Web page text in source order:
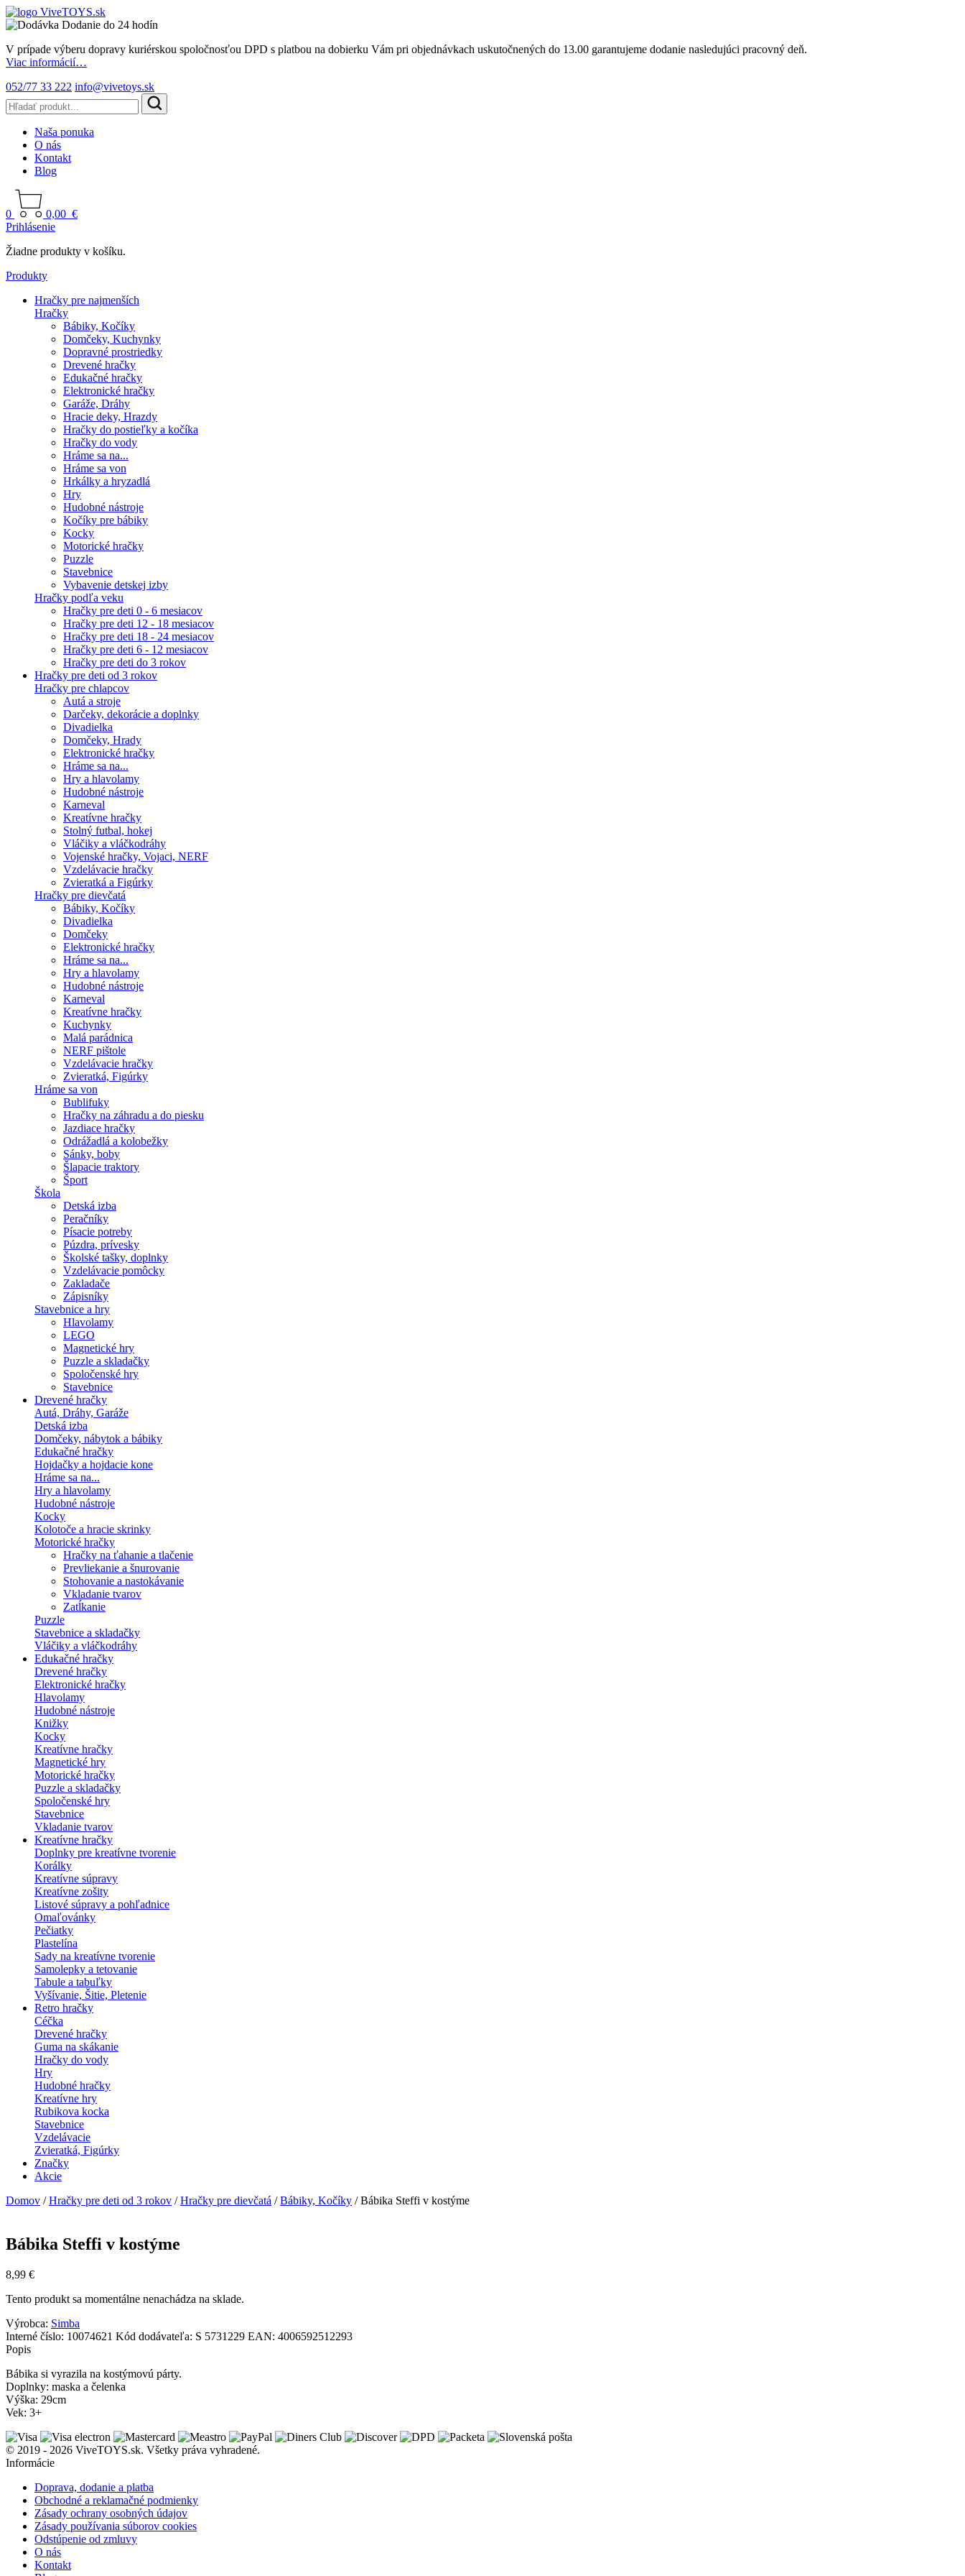
Dodanie do 24 hodín
V prípade výberu dopravy kuriérskou spoločnosťou DPD s platbou na dobierku Vám pri objednávkach uskutočnených do 13.00 garantujeme dodanie nasledujúci pracovný deň.
Viac informácií…
052/77 33 222 info@vivetoys.sk
Naša ponuka
O nás
Kontakt
Blog
0 0,00 €
Prihlásenie
Žiadne produkty v košíku.
Produkty
Hračky pre najmenších
Hračky
Bábiky, Kočíky
Domčeky, Kuchynky
Dopravné prostriedky
Drevené hračky
Edukačné hračky
Elektronické hračky
Garáže, Dráhy
Hracie deky, Hrazdy
Hračky do postieľky a kočíka
Hračky do vody
Hráme sa na...
Hráme sa von
Hrkálky a hryzadlá
Hry
Hudobné nástroje
Kočíky pre bábiky
Kocky
Motorické hračky
Puzzle
Stavebnice
Vybavenie detskej izby
Hračky podľa veku
Hračky pre deti 0 - 6 mesiacov
Hračky pre deti 12 - 18 mesiacov
Hračky pre deti 18 - 24 mesiacov
Hračky pre deti 6 - 12 mesiacov
Hračky pre deti do 3 rokov
Hračky pre deti od 3 rokov
Hračky pre chlapcov
Autá a stroje
Darčeky, dekorácie a doplnky
Divadielka
Domčeky, Hrady
Elektronické hračky
Hráme sa na...
Hry a hlavolamy
Hudobné nástroje
Karneval
Kreatívne hračky
Stolný futbal, hokej
Vláčiky a vláčkodráhy
Vojenské hračky, Vojaci, NERF
Vzdelávacie hračky
Zvieratká a Figúrky
Hračky pre dievčatá
Bábiky, Kočíky
Divadielka
Domčeky
Elektronické hračky
Hráme sa na...
Hry a hlavolamy
Hudobné nástroje
Karneval
Kreatívne hračky
Kuchynky
Malá parádnica
NERF pištole
Vzdelávacie hračky
Zvieratká, Figúrky
Hráme sa von
Bublifuky
Hračky na záhradu a do piesku
Jazdiace hračky
Odrážadlá a kolobežky
Sánky, boby
Šlapacie traktory
Šport
Škola
Detská izba
Peračníky
Písacie potreby
Púzdra, prívesky
Školské tašky, doplnky
Vzdelávacie pomôcky
Zakladače
Zápisníky
Stavebnice a hry
Hlavolamy
LEGO
Magnetické hry
Puzzle a skladačky
Spoločenské hry
Stavebnice
Drevené hračky
Autá, Dráhy, Garáže
Detská izba
Domčeky, nábytok a bábiky
Edukačné hračky
Hojdačky a hojdacie kone
Hráme sa na...
Hry a hlavolamy
Hudobné nástroje
Kocky
Kolotoče a hracie skrinky
Motorické hračky
Hračky na ťahanie a tlačenie
Prevliekanie a šnurovanie
Stohovanie a nastokávanie
Vkladanie tvarov
Zatĺkanie
Puzzle
Stavebnice a skladačky
Vláčiky a vláčkodráhy
Edukačné hračky
Drevené hračky
Elektronické hračky
Hlavolamy
Hudobné nástroje
Knižky
Kocky
Kreatívne hračky
Magnetické hry
Motorické hračky
Puzzle a skladačky
Spoločenské hry
Stavebnice
Vkladanie tvarov
Kreatívne hračky
Doplnky pre kreatívne tvorenie
Korálky
Kreatívne súpravy
Kreatívne zošity
Listové súpravy a pohľadnice
Omaľovánky
Pečiatky
Plastelína
Sady na kreatívne tvorenie
Samolepky a tetovanie
Tabule a tabuľky
Vyšívanie, Šitie, Pletenie
Retro hračky
Céčka
Drevené hračky
Guma na skákanie
Hračky do vody
Hry
Hudobné hračky
Kreatívne hry
Rubikova kocka
Stavebnice
Vzdelávacie
Zvieratká, Figúrky
Značky
Akcie
Domov /Hračky pre deti od 3 rokov /Hračky pre dievčatá /Bábiky, Kočíky / Bábika Steffi v kostýme
Bábika Steffi v kostýme
8,99 €
Tento produkt sa momentálne nenachádza na sklade.
Výrobca: Simba
Interné číslo: 10074621 Kód dodávateľa: S 5731229 EAN: 4006592512293
Popis
Bábika si vyrazila na kostýmovú párty.
Doplnky: maska a čelenka
Výška: 29cm
Vek: 3+
© 2019 - 2026 ViveTOYS.sk. Všetky práva vyhradené.
Informácie
Doprava, dodanie a platba
Obchodné a reklamačné podmienky
Zásady ochrany osobných údajov
Zásady používania súborov cookies
Odstúpenie od zmluvy
O nás
Kontakt